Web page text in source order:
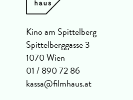
Kino am Spittelberg
Spittelberggasse 3
1070 Wien
01 / 890 72 86
kassa@filmhaus.at